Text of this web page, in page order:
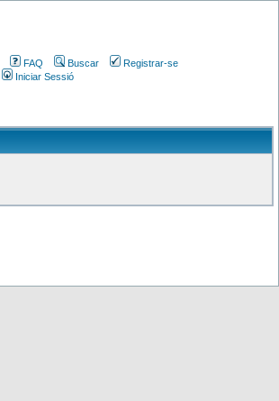
FAQ Buscar
Registrar-se
Iniciar Sessió